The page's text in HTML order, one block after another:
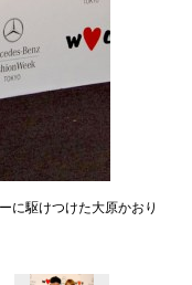
に駆けつけた大原かおり